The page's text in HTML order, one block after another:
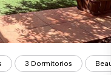
3 Dormitorios